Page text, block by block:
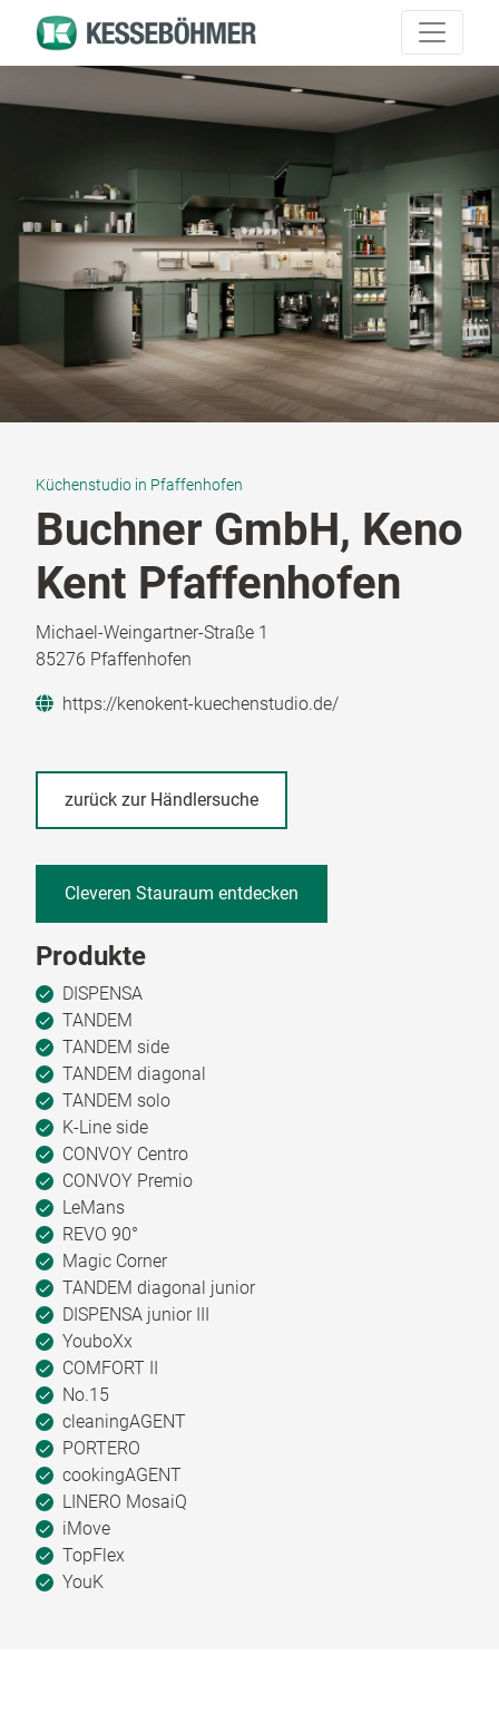
Küchenstudio in Pfaffenhofen
Buchner GmbH, Keno
Kent Pfaffenhofen
Michael-Weingartner-Straße 1
85276 Pfaffenhofen
https://kenokent-kuechenstudio.de/
zurück zur Händlersuche
Cleveren Stauraum entdecken
Produkte
DISPENSA
TANDEM
TANDEM side
TANDEM diagonal
TANDEM solo
K-Line side
CONVOY Centro
CONVOY Premio
LeMans
REVO 90°
Magic Corner
TANDEM diagonal junior
DISPENSA junior III
YouboXx
COMFORT II
No.15
cleaningAGENT
PORTERO
cookingAGENT
LINERO MosaiQ
iMove
TopFlex
YouK